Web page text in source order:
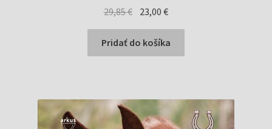
29,85€ Pôvodná
cena
bola:
29,85 €.
23,00€Aktuálna
cena
je:
23,00 €.
Pridať do košíka